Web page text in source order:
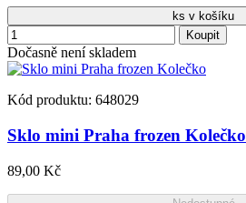
ks v košíku
Koupit
Dočasně není skladem
Kód produktu: 648029
Sklo mini Praha frozen Kolečko
89,00 Kč